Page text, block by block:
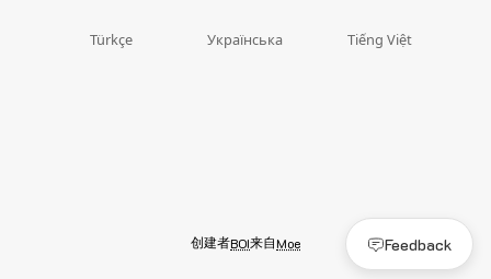
Türkçe Українська Tiếng Việt
创建者BOI来自Moe Feedback